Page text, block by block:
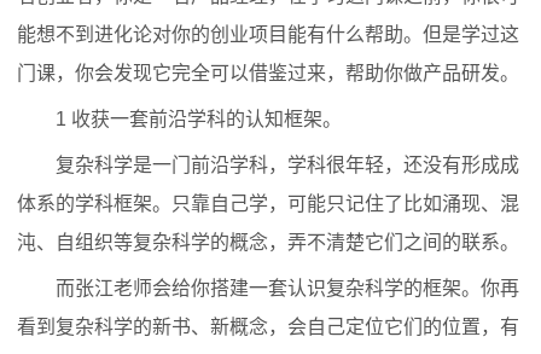
能想不到进化论对你的创业项目能有什么帮助。但是学过这
门课，你会发现它完全可以借鉴过来，帮助你做产品研发。
1 收获一套前沿学科的认知框架。
复杂科学是一门前沿学科，学科很年轻，还没有形成成
体系的学科框架。只靠自己学，可能只记住了比如涌现、混
沌、自组织等复杂科学的概念，弄不清楚它们之间的联系。
而张江老师会给你搭建一套认识复杂科学的框架。你再
看到复杂科学的新书、新概念，会自己定位它们的位置，有